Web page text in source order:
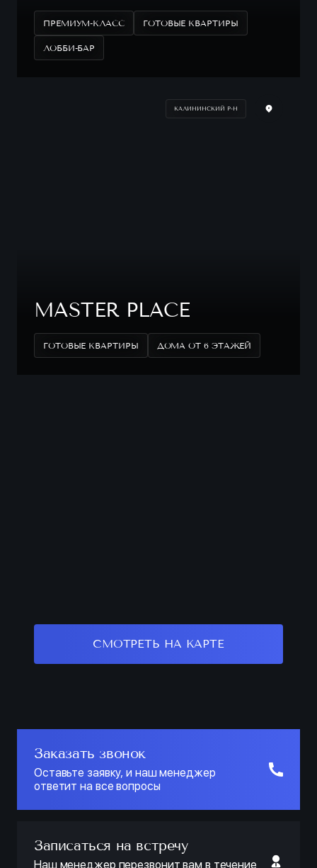
ПРЕМИУМ-КЛАСС ГОТОВЫЕ КВАРТИРЫ
ЛОББИ-БАР
КАЛИНИНСКИЙ Р-Н
MASTER PLACE
ГОТОВЫЕ КВАРТИРЫ ДОМА ОТ 6 ЭТАЖЕЙ
СМОТРЕТЬ НА КАРТЕ
Заказать звонок
Оставьте заявку, и наш менеджер
ответит на все вопросы
Записаться на встречу
Наш менеджер перезвонит вам в течение